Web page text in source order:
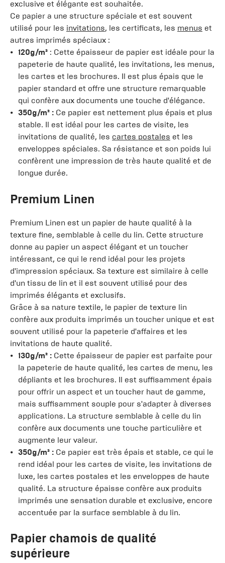
exclusive et élégante est souhaitée.
Ce papier a une structure spéciale et est souvent
utilisé pour les invitations, les certificats, les menus et
autres imprimés spéciaux :
120g/m² : Cette épaisseur de papier est idéale pour la
papeterie de haute qualité, les invitations, les menus,
les cartes et les brochures. Il est plus épais que le
papier standard et offre une structure remarquable
qui confère aux documents une touche d'élégance.
350g/m² : Ce papier est nettement plus épais et plus
stable. Il est idéal pour les cartes de visite, les
invitations de qualité, les cartes postales et les
enveloppes spéciales. Sa résistance et son poids lui
confèrent une impression de très haute qualité et de
longue durée.
Premium Linen
Premium Linen est un papier de haute qualité à la
texture fine, semblable à celle du lin. Cette structure
donne au papier un aspect élégant et un toucher
intéressant, ce qui le rend idéal pour les projets
d'impression spéciaux. Sa texture est similaire à celle
d'un tissu de lin et il est souvent utilisé pour des
imprimés élégants et exclusifs.
Grâce à sa nature textile, le papier de texture lin
confère aux produits imprimés un toucher unique et est
souvent utilisé pour la papeterie d'affaires et les
invitations de haute qualité.
130g/m² : Cette épaisseur de papier est parfaite pour
la papeterie de haute qualité, les cartes de menu, les
dépliants et les brochures. Il est suffisamment épais
pour offrir un aspect et un toucher haut de gamme,
mais suffisamment souple pour s'adapter à diverses
applications. La structure semblable à celle du lin
confère aux documents une touche particulière et
augmente leur valeur.
350g/m² : Ce papier est très épais et stable, ce qui le
rend idéal pour les cartes de visite, les invitations de
luxe, les cartes postales et les enveloppes de haute
qualité. La structure épaisse confère aux produits
imprimés une sensation durable et exclusive, encore
accentuée par la surface semblable à du lin.
Papier chamois de qualité
supérieure